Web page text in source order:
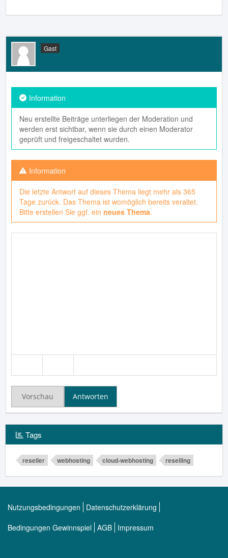
Gast
Neu erstellte Beiträge unterliegen der Moderation und
werden erst sichtbar, wenn sie durch einen Moderator
geprüft und freigeschaltet wurden.
Die letzte Antwort auf dieses Thema liegt mehr als 365
Tage zurück. Das Thema ist womöglich bereits veraltet.
Bitte erstellen Sie ggf. ein neues Thema.
Antworten
Vorschau
Tags
reseller webhosting cloud-webhosting reselling
Nutzungsbedingungen
Datenschutzerklärung
Bedingungen Gewinnspiel AGB Impressum